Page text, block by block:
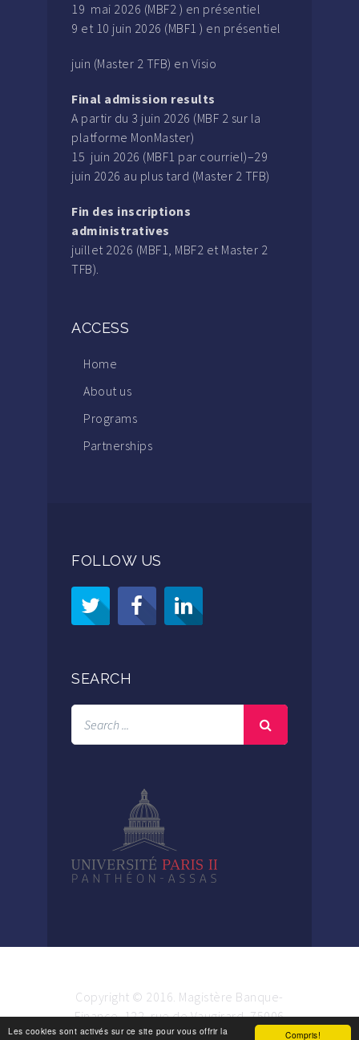
Compris!
Les cookies sont activés sur ce site pour vous offrir la
19 mai 2026 (MBF2 ) en présentiel
9 et 10 juin 2026 (MBF1 ) en présentiel
juin (Master 2 TFB) en Visio
Final admission results
A partir du 3 juin 2026 (MBF 2 sur la
platforme MonMaster)
15 juin 2026 (MBF1 par courriel)–29
juin 2026 au plus tard (Master 2 TFB)
Fin des inscriptions
administratives
juillet 2026 (MBF1, MBF2 et Master 2
TFB).
ACCESS
Home
About us
Programs
Partnerships
FOLLOW US
SEARCH
Copyright © 2016. Magistère Banque-
Finance. 122, rue de Vaugirard, 75006
Paris.